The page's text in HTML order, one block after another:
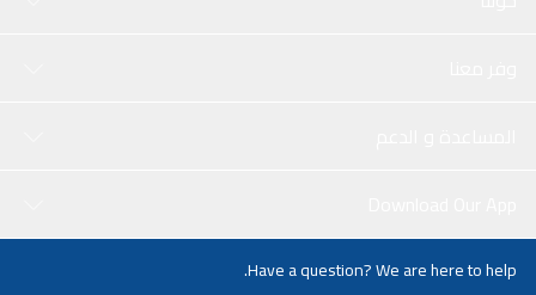
Have a question? We are here to help.